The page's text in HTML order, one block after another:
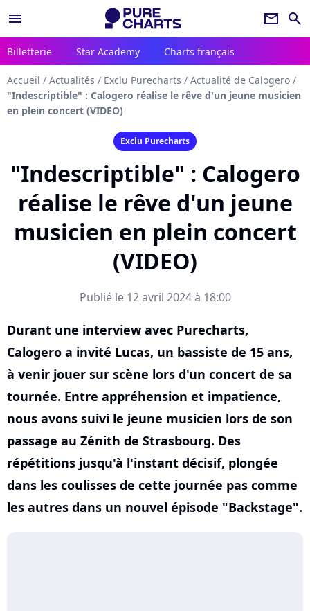
menu newsletter search
Billetterie Star Academy Charts français
Accueil / Actualités / Exclu Purecharts / Actualité de Calogero /
"Indescriptible" : Calogero réalise le rêve d'un jeune musicien
en plein concert (VIDEO)
Exclu Purecharts
"Indescriptible" : Calogero
réalise le rêve d'un jeune
musicien en plein concert
(VIDEO)
Publié le 12 avril 2024 à 18:00
Durant une interview avec Purecharts,
Calogero a invité Lucas, un bassiste de 15 ans,
à venir jouer sur scène lors d'un concert de sa
tournée. Entre appréhension et impatience,
nous avons suivi le jeune musicien lors de son
passage au Zénith de Strasbourg. Des
répétitions jusqu'à l'instant décisif, plongée
dans les coulisses de cette journée pas comme
les autres dans un nouvel épisode "Backstage".